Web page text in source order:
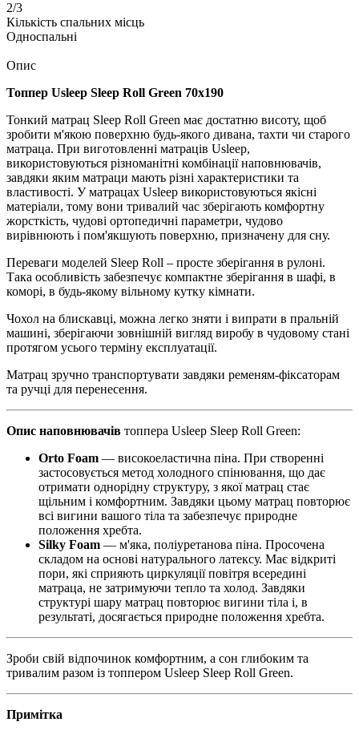
2/3
Кількість спальних місць
Односпальні
Опис
Топпер Usleep Sleep Roll Green 70х190
Тонкий матрац Sleep Roll Green має достатню висоту, щоб
зробити м'якою поверхню будь-якого дивана, тахти чи старого
матраца. При виготовленні матраців Usleep,
використовуються різноманітні комбінації наповнювачів,
завдяки яким матраци мають різні характеристики та
властивості. У матрацах Usleep використовуються якісні
матеріали, тому вони тривалий час зберігають комфортну
жорсткість, чудові ортопедичні параметри, чудово
вирівнюють і пом'якшують поверхню, призначену для сну.
Переваги моделей Sleep Roll – просте зберігання в рулоні.
Така особливість забезпечує компактне зберігання в шафі, в
коморі, в будь-якому вільному кутку кімнати.
Чохол на блискавці, можна легко зняти і випрати в пральній
машині, зберігаючи зовнішній вигляд виробу в чудовому стані
протягом усього терміну експлуатації.
Матрац зручно транспортувати завдяки ременям-фіксаторам
та ручці для перенесення.
Опис наповнювачів топпера Usleep Sleep Roll Green:
Orto Foam — високоеластична піна. При створенні
застосовується метод холодного спінювання, що дає
отримати однорідну структуру, з якої матрац стає
щільним і комфортним. Завдяки цьому матрац повторює
всі вигини вашого тіла та забезпечує природне
положення хребта.
Silky Foam — м'яка, поліуретанова піна. Просочена
складом на основі натурального латексу. Має відкриті
пори, які сприяють циркуляції повітря всередині
матраца, не затримуючи тепло та холод. Завдяки
структурі шару матрац повторює вигини тіла і, в
результаті, досягається природне положення хребта.
Зроби свій відпочинок комфортним, а сон глибоким та
тривалим разом із топпером Usleep Sleep Roll Green.
Примітка